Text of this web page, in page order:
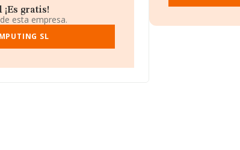
de sector.
se encuentra en Calle Lagasca
gratis!
esta empresa.
SL